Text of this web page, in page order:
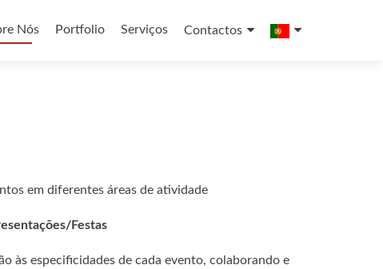
Nós Portfolio Serviços Contactos
em diferentes áreas de atividade
Festas
às especificidades de cada evento, colaborando e